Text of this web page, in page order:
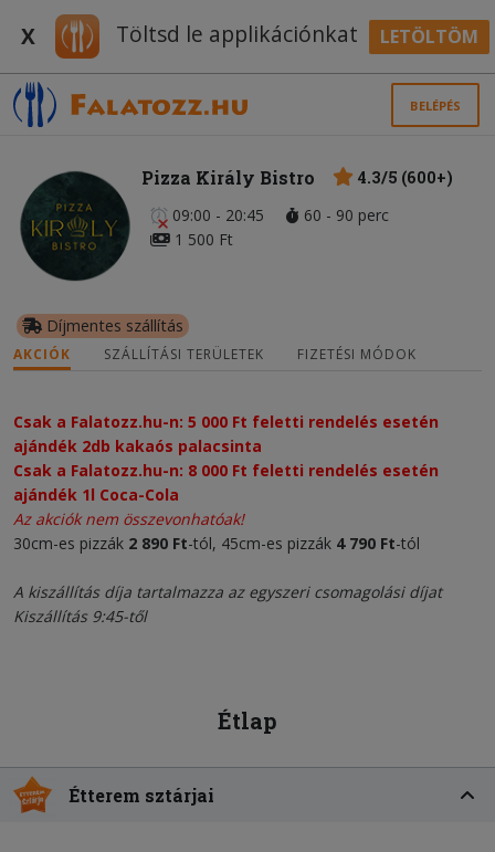
X Töltsd le applikációnkat LETÖLTÖM
BELÉPÉS
Pizza Király Bistro
4.3/5 (600+)
09:00 - 20:45
60 - 90 perc
1 500 Ft
Díjmentes szállítás
AKCIÓK SZÁLLÍTÁSI TERÜLETEK FIZETÉSI MÓDOK
Csak a Falatozz.hu-n: 5 000 Ft feletti rendelés esetén
ajándék 2db kakaós palacsinta
Csak a Falatozz.hu-n: 8 000 Ft feletti rendelés esetén
ajándék 1l Coca-Cola
Az akciók nem összevonhatóak!
30cm-es pizzák 2 890 Ft-tól, 45cm-es pizzák 4 790 Ft-tól
A kiszállítás díja tartalmazza az egyszeri csomagolási díjat
Kiszállítás 9:45-től
Étlap
Étterem sztárjai